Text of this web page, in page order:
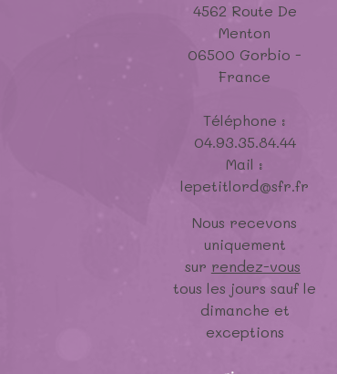
4562 Route De
Menton
06500 Gorbio -
France
Téléphone :
04.93.35.84.44
Mail :
lepetitlord@sfr.fr
Nous recevons
uniquement
sur rendez-vous
tous les jours sauf le
dimanche et
exceptions